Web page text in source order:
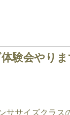
験会やり
ササイズクラス